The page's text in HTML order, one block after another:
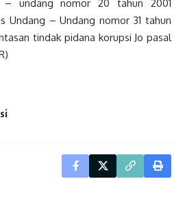
– undang nomor 20 tahun 2001
Undang – Undang nomor 31 tahun
tindak pidana korupsi Jo pasal